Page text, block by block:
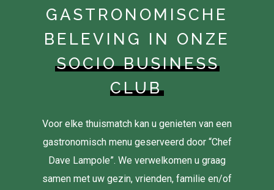
GASTRONOMISCHE
BELEVING IN ONZE
SOCIO BUSINESS
CLUB
Voor elke thuismatch kan u genieten van een
gastronomisch menu geserveerd door “Chef
Dave Lampole”. We verwelkomen u graag
samen met uw gezin, vrienden, familie en/of